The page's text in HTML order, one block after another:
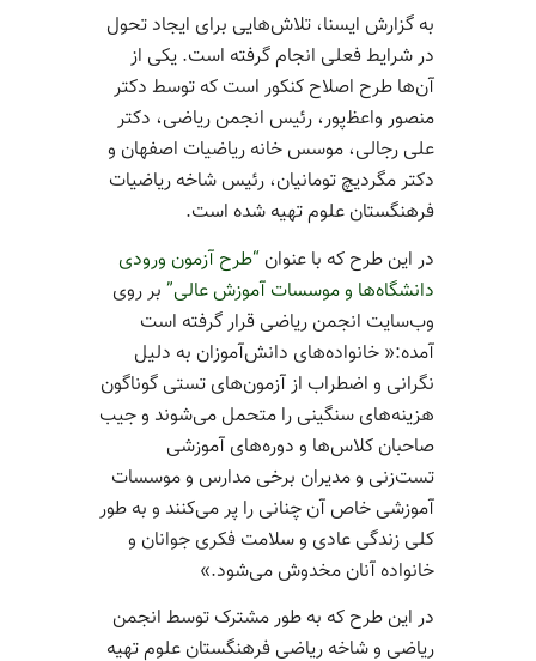
به گزارش ایسنا، تلاش‌هایی برای ایجاد تحول
در شرایط فعلی انجام گرفته است. یکی از
آن‌ها طرح اصلاح کنکور است که توسط دکتر
منصور واعظ‌پور، رئیس انجمن ریاضی، دکتر
علی رجالی، موسس خانه ریاضیات اصفهان و
دکتر مگردیچ تومانیان، رئیس شاخه ریاضیات
فرهنگستان علوم تهیه شده است.
در این طرح که با عنوان “طرح آزمون ورودی
دانشگاه‌ها و موسسات آموزش عالی” بر روی
وب‌سایت انجمن ریاضی قرار گرفته است
آمده:« خانواده‌های دانش‌آموزان به دلیل
نگرانی و اضطراب از آزمون‌های تستی گوناگون
هزینه‌های سنگینی را متحمل می‌شوند و جیب
صاحبان کلاس‌ها و دوره‌های آموزشی
تست‌زنی و مدیران برخی مدارس و موسسات
آموزشی خاص آن چنانی را پر می‌کنند و به طور
کلی زندگی عادی و سلامت فکری جوانان و
خانواده آنان مخدوش می‌شود.»
در این طرح که به طور مشترک توسط انجمن
ریاضی و شاخه ریاضی فرهنگستان علوم تهیه